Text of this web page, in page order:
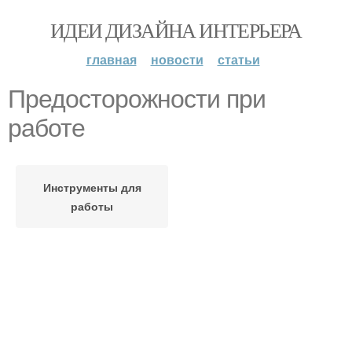
ИДЕИ ДИЗАЙНА ИНТЕРЬЕРА
главная новости статьи
Предосторожности при
работе
Инструменты для
работы